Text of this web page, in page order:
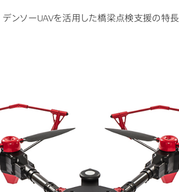
デンソーUAVを活用した橋梁点検支援の特長